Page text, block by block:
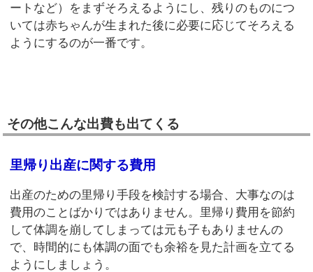
ートなど）をまずそろえるようにし、残りのものにつ
いては赤ちゃんが生まれた後に必要に応じてそろえる
ようにするのが一番です。
その他こんな出費も出てくる
里帰り出産に関する費用
出産のための里帰り手段を検討する場合、大事なのは
費用のことばかりではありません。里帰り費用を節約
して体調を崩してしまっては元も子もありませんの
で、時間的にも体調の面でも余裕を見た計画を立てる
ようにしましょう。